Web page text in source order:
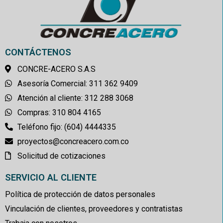
CONTÁCTENOS
CONCRE-ACERO S.A.S
Asesoría Comercial: 311 362 9409
Atención al cliente: 312 288 3068
Compras: 310 804 4165
Teléfono fijo: (604) 4444335
proyectos@concreacero.com.co
Solicitud de cotizaciones
SERVICIO AL CLIENTE
Política de protección de datos personales
Vinculación de clientes, proveedores y contratistas